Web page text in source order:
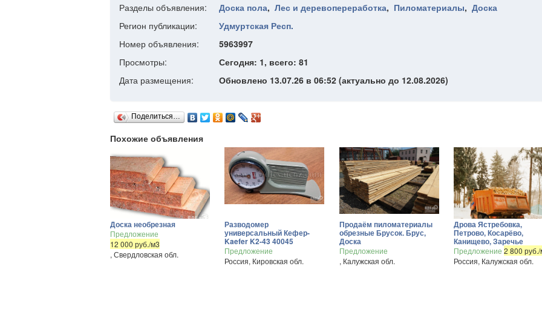
Разделы объявления: Доска пола, Лес и деревопереработка, Пиломатериалы, Доска
Регион публикации:
Удмуртская Респ.
Номер объявления:
5963997
Просмотры:
Сегодня: 1, всего: 81
Дата размещения:
Обновлено 13.07.26 в 06:52 (актуально до 12.08.2026)
Поделиться…
Похожие объявления
Доска необрезная
Предложение
12 000 руб./м3
, Свердловская обл.
Разводомер
универсальный Кефер-
Kaefer K2-43 40045
Предложение
Россия, Кировская обл.
Продаём пиломатериалы
обрезные Брусок. Брус,
Доска
Предложение
, Калужская обл.
Дрова Ястребовка,
Петрово, Косарёво,
Канищево, Заречье
Предложение2 800
Россия, Калужская обл.